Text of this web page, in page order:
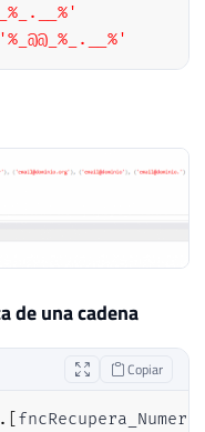
'%_@@_%_.__%'
de una cadena
Copiar
.